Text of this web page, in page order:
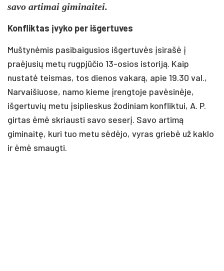
savo artimai giminaitei.
Konfliktas įvyko per išgertuves
Muštynėmis pasibaigusios išgertuvės įsirašė į
praėjusių metų rugpjūčio 13-osios istoriją. Kaip
nustatė teismas, tos dienos vakarą, apie 19.30 val.,
Narvaišiuose, namo kieme įrengtoje pavėsinėje,
išgertuvių metu įsiplieskus žodiniam konfliktui, A. P.
girtas ėmė skriausti savo seserį. Savo artimą
giminaitę, kuri tuo metu sėdėjo, vyras griebė už kaklo
ir ėmė smaugti.